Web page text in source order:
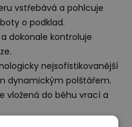
vstřebává a pohlcuje
o podklad.
dokonale kontroluje
nejsofistikovanější
dynamickým polštářem.
vložená do běhu vrací a